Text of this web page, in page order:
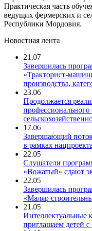
Практическая часть
ведущих фермерских и
Республики Мордовия.
Новостная лента
21.07
Завершилась
«Тракторист-
производства,
23.06
Продолжается
17.06
Завершающий поток
в рамках
22.05
Слушатели
«Вожатый» сдают
22.05
Завершилась
«Маляр
21.05
приглашаем детей с